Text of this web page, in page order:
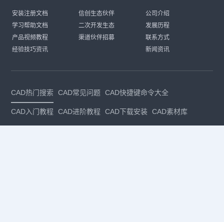
安装注册文档
学习帮助文档
产品视频教程
经验技巧资讯
信创生态伙伴
二次开发生态
渠道伙伴招募
公司介绍
发展历程
联系方式
新闻资讯
CAD热门搜索 CAD常见问题 CAD快捷键命令大全
CAD入门教程 CAD进阶教程 CAD下载安装 CAD素材库